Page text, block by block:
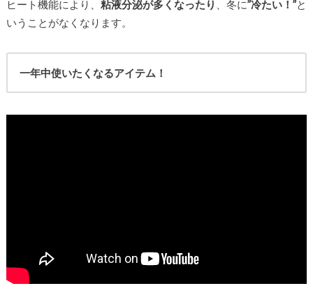
ヒート機能により、 粘液分泌が多くなったり 、冬に”冷たい！”と
いうことがなくなります。
一年中使いたくなるアイテム！